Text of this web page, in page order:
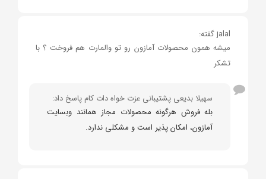
jalal گفته:
میشه همون محصولات آمازون رو تو والمارت هم فروخت ؟ با
تشکر
سهیلا بدیعی پشتیبانی عزت خواه دات کام پاسخ داد:
بله فروش هرگونه محصولات مجاز همانند وبسایت
آمازون، امکان پذیر است و مشکلی ندارد.